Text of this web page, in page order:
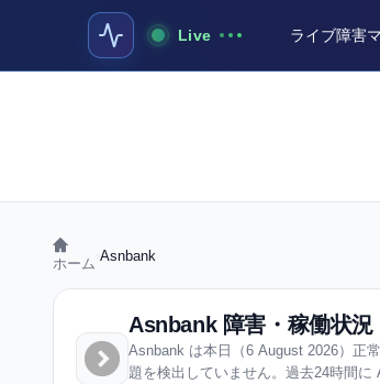
Live ライブ障害
ホーム Asnbank
Asnbank 障害・稼働状況
Asnbank は本日（6 August 2026）正
題を検出していません。過去24時間